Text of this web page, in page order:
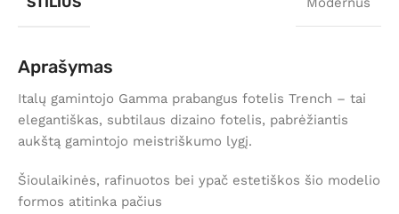
Aprašymas
Italų gamintojo Gamma prabangus fotelis Trench – tai
elegantiškas, subtilaus dizaino fotelis, pabrėžiantis
aukštą gamintojo meistriškumo lygį.
Šioulaikinės, rafinuotos bei ypač estetiškos šio modelio
formos atitinka pačius